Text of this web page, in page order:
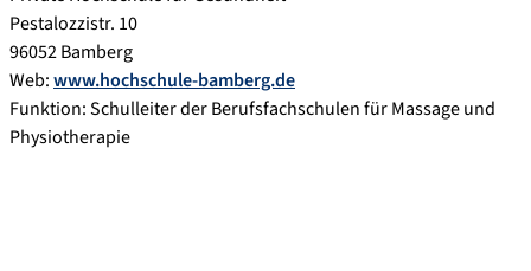
Pestalozzistr. 10
96052 Bamberg
Web:www.hochschule-bamberg.de
Funktion: Schulleiter der Berufsfachschulen für Massage und
Physiotherapie